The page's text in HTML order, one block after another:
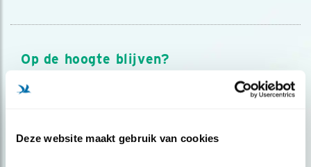
Deze website maakt gebruik van cookies
Op de hoogte blijven?
Meld je aan en ontvang nieuws, inspiratie, acties en tips
over vogels en activiteiten van Vogelbescherming.